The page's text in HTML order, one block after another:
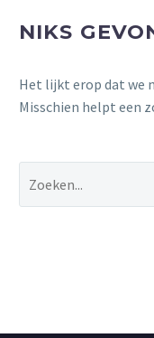
NIKS
Het lijkt erop dat we
Misschien helpt een